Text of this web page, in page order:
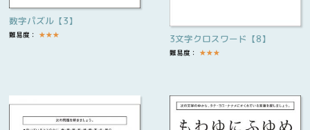
数字パズル【3】
難易度： ★★★ 3文字クロスワード【8】
難易度： ★★★